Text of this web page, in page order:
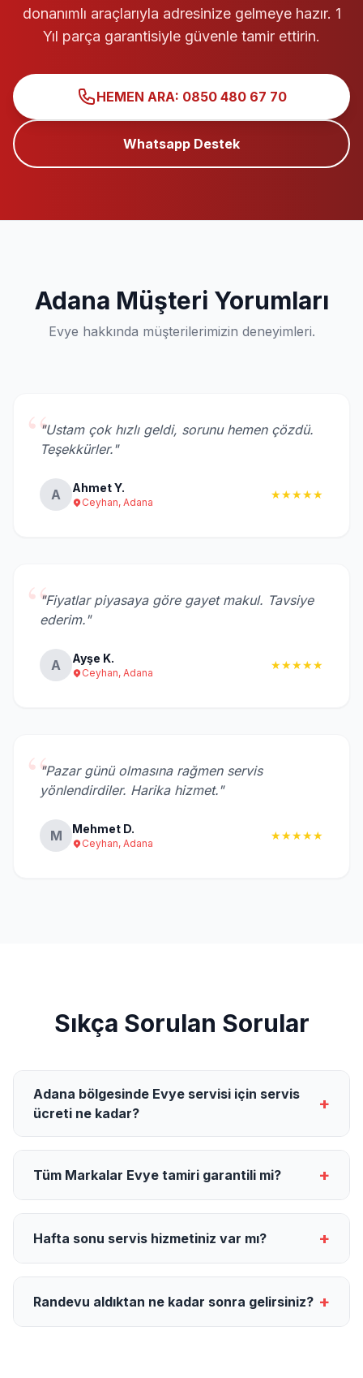
donanımlı araçlarıyla adresinize gelmeye hazır. 1
Yıl parça garantisiyle güvenle tamir ettirin.
HEMEN ARA: 0850 480 67 70
Whatsapp Destek
Adana Müşteri Yorumları
Evye hakkında müşterilerimizin deneyimleri.
“"Ustam çok hızlı geldi, sorunu hemen çözdü.
Teşekkürler."
A Ahmet Y.
Ceyhan, Adana
★★★★★
“"Fiyatlar piyasaya göre gayet makul. Tavsiye
ederim."
A Ayşe K.
Ceyhan, Adana
★★★★★
“"Pazar günü olmasına rağmen servis
yönlendirdiler. Harika hizmet."
M Mehmet D.
Ceyhan, Adana
★★★★★
Sıkça Sorulan Sorular
Adana bölgesinde Evye servisi için servis
ücreti ne kadar?
+
Tüm Markalar Evye tamiri garantili mi? +
Hafta sonu servis hizmetiniz var mı? +
Randevu aldıktan ne kadar sonra gelirsiniz? +